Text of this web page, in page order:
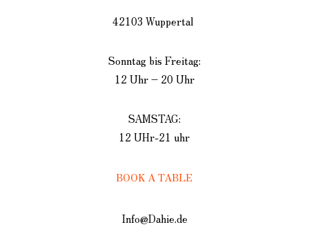
42103 Wuppertal
Sonntag bis Freitag:
12 Uhr – 20 Uhr
SAMSTAG:
12 UHr-21 uhr
BOOK A TABLE
Info@Dahie.de